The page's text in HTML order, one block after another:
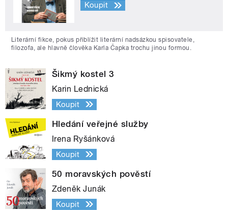
Koupit
Literární fikce, pokus přiblížit literární nadsázkou spisovatele,
filozofa, ale hlavně člověka Karla Čapka trochu jinou formou.
Šikmý kostel 3
Karin Lednická
Koupit
Hledání veřejné služby
Irena Ryšánková
Koupit
50 moravských pověstí
Zdeněk Junák
Koupit